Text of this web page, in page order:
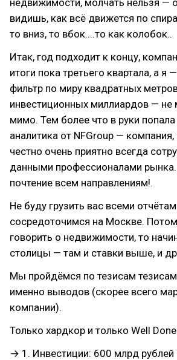
недвижимости, молчать нельзя —
видишь, как всё движется по
то вниз, то вбок....то как колобок..
Итак, год подходит к концу,
итоги пока третьего квартала, а я
фильтр по миру квадратных
инвестиционных миллиардов — не
мимо. Тем более что в руки
аналитика от NFGroup —
честно очень приятно всегда
данными профессионалами
почтение всем направлениям!.
Не буду грузить вас всеми
сосредоточимся на Москве.
говорить о недвижимости, то
столицы — там и ставки выше, и
Мы пройдёмся по тезисам тезисам
именно выводов (скорее всего
компании).
Только хардкор и только Well
→ 1. Инвестиции: 600 млрд рублей